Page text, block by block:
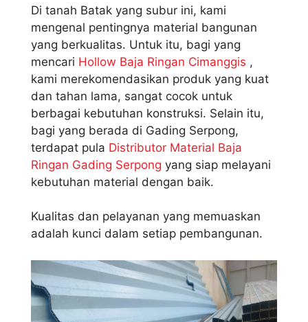
Di tanah Batak yang subur ini, kami
mengenal pentingnya material bangunan
yang berkualitas. Untuk itu, bagi yang
mencari Hollow Baja Ringan Cimanggis ,
kami merekomendasikan produk yang kuat
dan tahan lama, sangat cocok untuk
berbagai kebutuhan konstruksi. Selain itu,
bagi yang berada di Gading Serpong,
terdapat pula Distributor Material Baja
Ringan Gading Serpong yang siap melayani
kebutuhan material dengan baik.
Kualitas dan pelayanan yang memuaskan
adalah kunci dalam setiap pembangunan.